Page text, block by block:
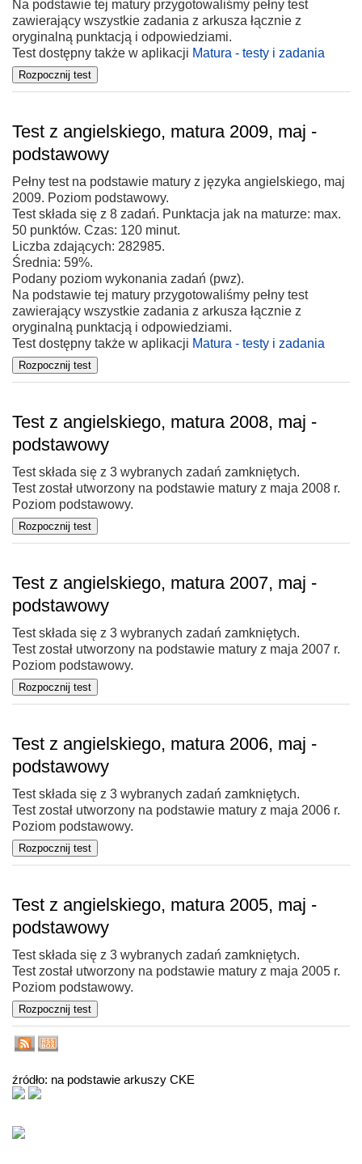
Na podstawie tej matury przygotowaliśmy pełny test
zawierający wszystkie zadania z arkusza łącznie z
oryginalną punktacją i odpowiedziami.
Test dostępny także w aplikacji Matura - testy i zadania
Test z angielskiego, matura 2009, maj -
podstawowy
Pełny test na podstawie matury z języka angielskiego, maj
2009. Poziom podstawowy.
Test składa się z 8 zadań. Punktacja jak na maturze: max.
50 punktów. Czas: 120 minut.
Liczba zdających: 282985.
Średnia: 59%.
Podany poziom wykonania zadań (pwz).
Na podstawie tej matury przygotowaliśmy pełny test
zawierający wszystkie zadania z arkusza łącznie z
oryginalną punktacją i odpowiedziami.
Test dostępny także w aplikacji Matura - testy i zadania
Test z angielskiego, matura 2008, maj -
podstawowy
Test składa się z 3 wybranych zadań zamkniętych.
Test został utworzony na podstawie matury z maja 2008 r.
Poziom podstawowy.
Test z angielskiego, matura 2007, maj -
podstawowy
Test składa się z 3 wybranych zadań zamkniętych.
Test został utworzony na podstawie matury z maja 2007 r.
Poziom podstawowy.
Test z angielskiego, matura 2006, maj -
podstawowy
Test składa się z 3 wybranych zadań zamkniętych.
Test został utworzony na podstawie matury z maja 2006 r.
Poziom podstawowy.
Test z angielskiego, matura 2005, maj -
podstawowy
Test składa się z 3 wybranych zadań zamkniętych.
Test został utworzony na podstawie matury z maja 2005 r.
Poziom podstawowy.
źródło: na podstawie arkuszy CKE